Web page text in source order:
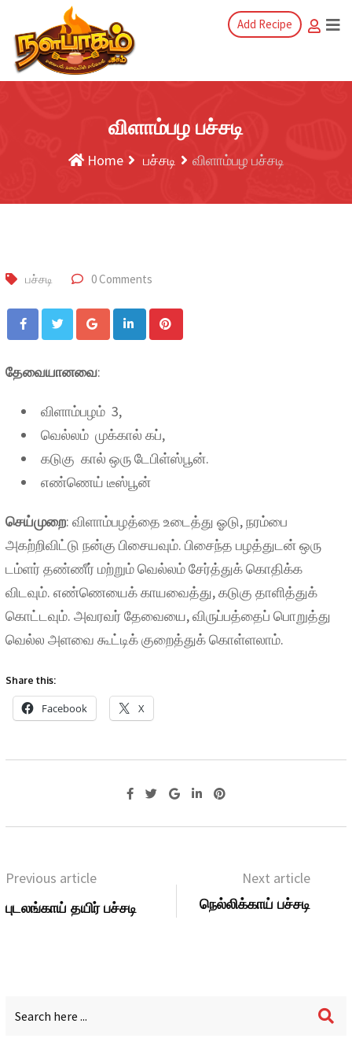
Add Recipe
விளாம்பழ பச்சடி
Home பச்சடி விளாம்பழ பச்சடி
பச்சடி 0 Comments
தேவையானவை:
விளாம்பழம் 3,
வெல்லம் முக்கால் கப்,
கடுகு கால் ஒரு டேபிள்ஸ்பூன்.
எண்ணெய் டீஸ்பூன்
செய்முறை: விளாம்பழத்தை உடைத்து ஓடு, நரம்பை
அகற்றிவிட்டு நன்கு பிசையவும். பிசைந்த பழத்துடன் ஒரு
டம்ளர் தண்ணீர் மற்றும் வெல்லம் சேர்த்துக் கொதிக்க
விடவும். எண்ணெயைக் காயவைத்து, கடுகு தாளித்துக்
கொட்டவும். அவரவர் தேவையை, விருப்பத்தைப் பொறுத்து
வெல்ல அளவை கூட்டிக் குறைத்துக் கொள்ளலாம்.
Share this:
Facebook X
Previous article
புடலங்காய் தயிர் பச்சடி
Next article
நெல்லிக்காய் பச்சடி